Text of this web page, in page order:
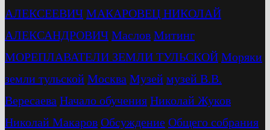
АЛЕКСЕЕВИЧ МАКАРОВЕЦ НИКОЛАЙ
АЛЕКСАНДРОВИЧ Маслов Митинг
МОРЕПЛАВАТЕЛИ ЗЕМЛИ ТУЛЬСКОЙ Моряки
земли тульской Москва Музей музей В.В.
Вересаева Начало обучения Николай Жуков
Николай Макаров Обсуждение Общего собрания